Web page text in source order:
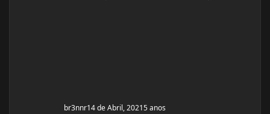
br3nnr14 de Abril, 20215 anos